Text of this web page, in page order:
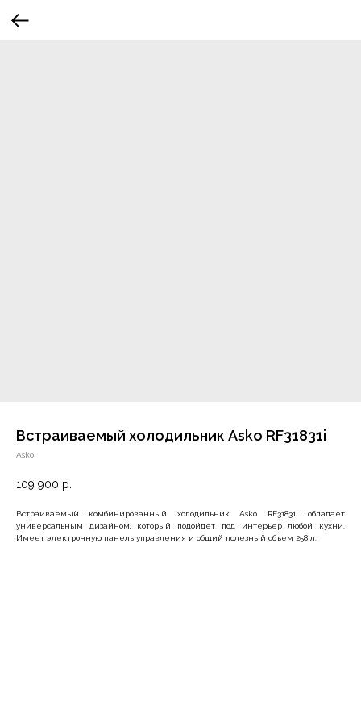
Встраиваемый холодильник Asko RF31831i
Asko
109 900 р.
Встраиваемый комбинированный холодильник Asko RF31831i обладает
универсальным дизайном, который подойдет под интерьер любой кухни.
Имеет электронную панель управления и общий полезный объем 258 л.